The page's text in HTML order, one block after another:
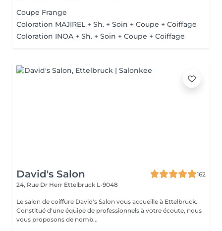
Coupe Frange
Coloration MAJIREL + Sh. + Soin + Coupe + Coiffage
Coloration INOA + Sh. + Soin + Coupe + Coiffage
David's Salon
162
24, Rue Dr Herr Ettelbruck L-9048
Le salon de coiffure David's Salon vous accueille à Ettelbruck.
Constitué d'une équipe de professionnels à votre écoute, nous
vous proposons de nomb...